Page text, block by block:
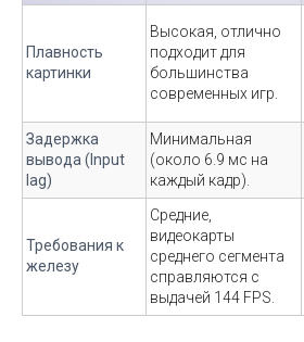
Плавность
картинки
Высокая, отлично
подходит для
большинства
современных игр.
Задержка
вывода (Input
lag)
Минимальная
(около 6.9 мс на
каждый кадр).
Требования к
железу
Средние,
видеокарты
среднего сегмента
справляются с
выдачей 144 FPS.